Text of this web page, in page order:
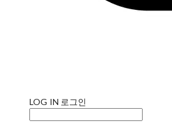
LOG IN 로그인